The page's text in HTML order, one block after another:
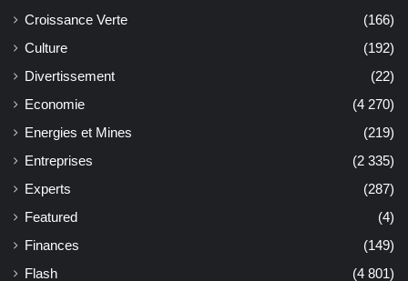
Croissance Verte
(166)
Culture
(192)
Divertissement
(22)
Economie
(4 270)
Energies et Mines
(219)
Entreprises
(2 335)
Experts
(287)
Featured
(4)
Finances
(149)
Flash
(4 801)